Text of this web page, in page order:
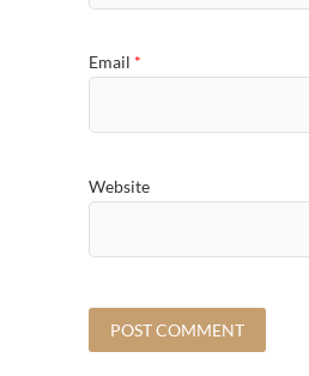
Email *
Website